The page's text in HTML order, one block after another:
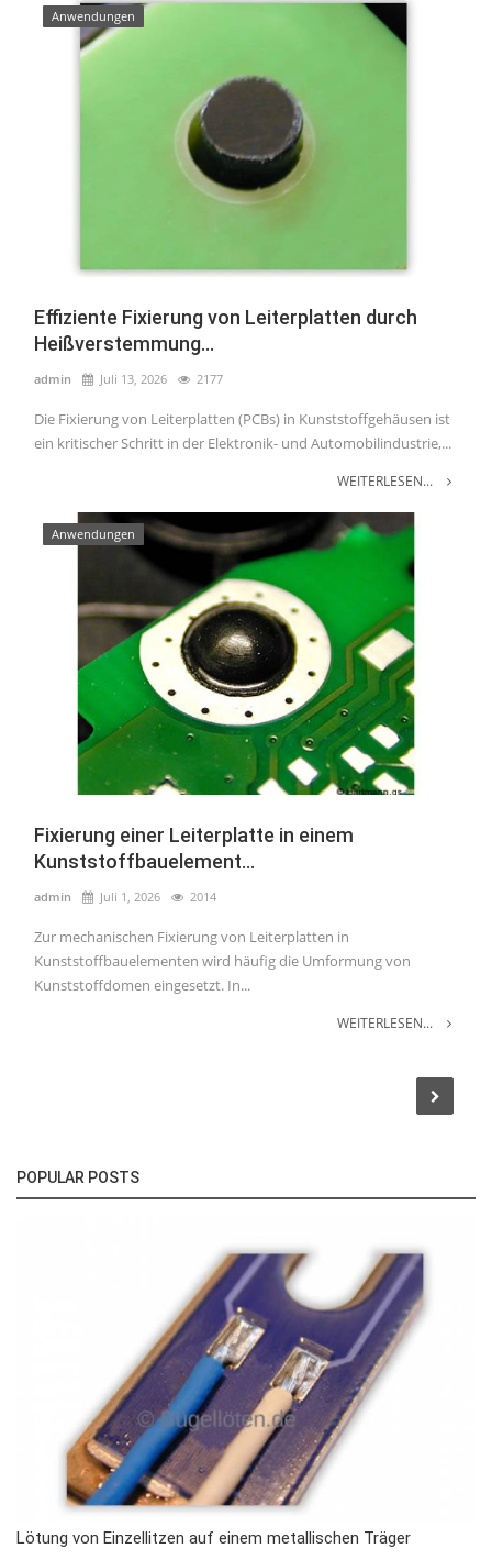
Anwendungen
Effiziente Fixierung von Leiterplatten durch
Heißverstemmung...
admin Juli 13, 2026 2177
Die Fixierung von Leiterplatten (PCBs) in Kunststoffgehäusen ist
ein kritischer Schritt in der Elektronik- und Automobilindustrie,...
WEITERLESEN...
Anwendungen
Fixierung einer Leiterplatte in einem
Kunststoffbauelement...
admin Juli 1, 2026 2014
Zur mechanischen Fixierung von Leiterplatten in
Kunststoffbauelementen wird häufig die Umformung von
Kunststoffdomen eingesetzt. In...
WEITERLESEN...
POPULAR POSTS
Lötung von Einzellitzen auf einem metallischen Träger